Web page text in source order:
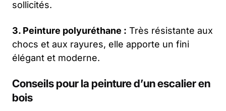
sollicités.
3. Peinture polyuréthane : Très résistante aux
chocs et aux rayures, elle apporte un fini
élégant et moderne.
Conseils pour la peinture d’un escalier en
bois